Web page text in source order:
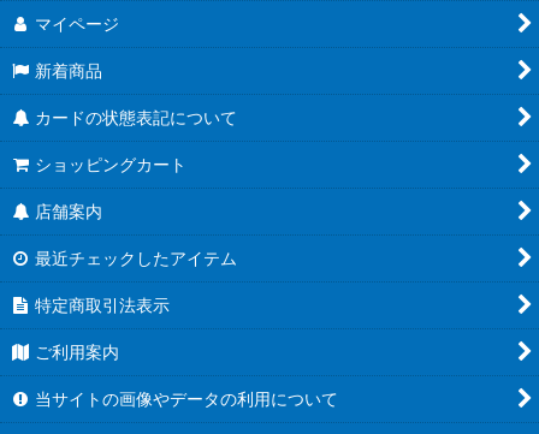
マイページ
新着商品
カードの状態表記について
ショッピングカート
店舗案内
最近チェックしたアイテム
特定商取引法表示
ご利用案内
当サイトの画像やデータの利用について